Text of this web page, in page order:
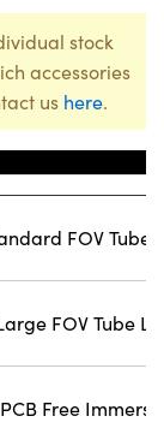
stock
accessories
us here.
FOV Tube
FOV Tube
Free